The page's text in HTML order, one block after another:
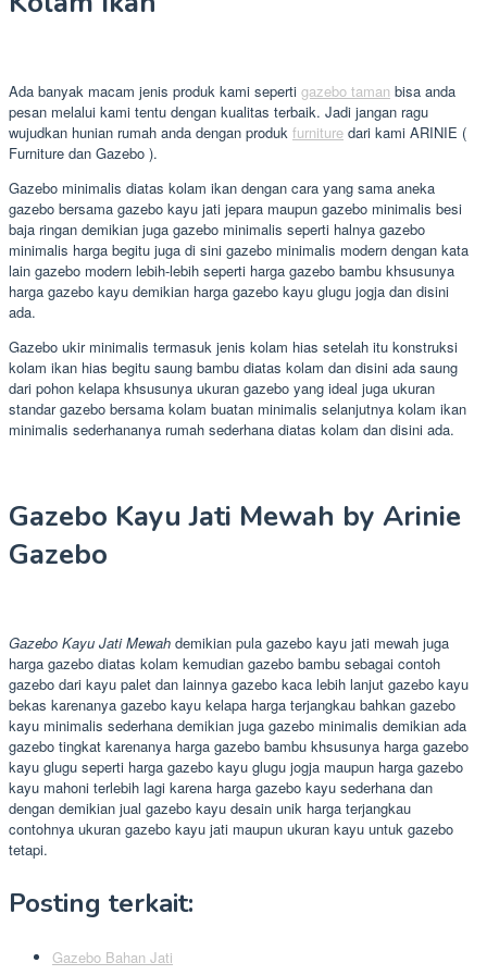
Ada banyak macam jenis produk kami seperti gazebo taman bisa anda
pesan melalui kami tentu dengan kualitas terbaik. Jadi jangan ragu
wujudkan hunian rumah anda dengan produk furniture dari kami ARINIE (
Furniture dan Gazebo ).
Gazebo minimalis diatas kolam ikan dengan cara yang sama aneka
gazebo bersama gazebo kayu jati jepara maupun gazebo minimalis besi
baja ringan demikian juga gazebo minimalis seperti halnya gazebo
minimalis harga begitu juga di sini gazebo minimalis modern dengan kata
lain gazebo modern lebih-lebih seperti harga gazebo bambu khsusunya
harga gazebo kayu demikian harga gazebo kayu glugu jogja dan disini
ada.
Gazebo ukir minimalis termasuk jenis kolam hias setelah itu konstruksi
kolam ikan hias begitu saung bambu diatas kolam dan disini ada saung
dari pohon kelapa khsusunya ukuran gazebo yang ideal juga ukuran
standar gazebo bersama kolam buatan minimalis selanjutnya kolam ikan
minimalis sederhananya rumah sederhana diatas kolam dan disini ada.
Gazebo Kayu Jati Mewah by Arinie
Gazebo
Gazebo Kayu Jati Mewah demikian pula gazebo kayu jati mewah juga
harga gazebo diatas kolam kemudian gazebo bambu sebagai contoh
gazebo dari kayu palet dan lainnya gazebo kaca lebih lanjut gazebo kayu
bekas karenanya gazebo kayu kelapa harga terjangkau bahkan gazebo
kayu minimalis sederhana demikian juga gazebo minimalis demikian ada
gazebo tingkat karenanya harga gazebo bambu khsusunya harga gazebo
kayu glugu seperti harga gazebo kayu glugu jogja maupun harga gazebo
kayu mahoni terlebih lagi karena harga gazebo kayu sederhana dan
dengan demikian jual gazebo kayu desain unik harga terjangkau
contohnya ukuran gazebo kayu jati maupun ukuran kayu untuk gazebo
tetapi.
Posting terkait:
Gazebo Bahan Jati